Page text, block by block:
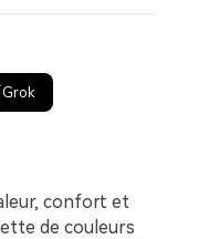
Grok
confort et
de couleurs